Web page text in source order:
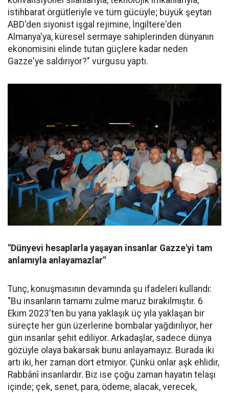
istihbarat örgütleriyle ve tüm gücüyle; büyük şeytan
ABD'den siyonist işgal rejimine, İngiltere'den
Almanya'ya, küresel sermaye sahiplerinden dünyanın
ekonomisini elinde tutan güçlere kadar neden
Gazze'ye saldırıyor?" vurgusu yaptı.
"Dünyevi hesaplarla yaşayan insanlar Gazze'yi tam
anlamıyla anlayamazlar"
Tunç, konuşmasının devamında şu ifadeleri kullandı:
"Bu insanların tamamı zulme maruz bırakılmıştır. 6
Ekim 2023'ten bu yana yaklaşık üç yıla yaklaşan bir
süreçte her gün üzerlerine bombalar yağdırılıyor, her
gün insanlar şehit ediliyor. Arkadaşlar, sadece dünya
gözüyle olaya bakarsak bunu anlayamayız. Burada iki
artı iki, her zaman dört etmiyor. Çünkü onlar aşk ehlidir,
Rabbânî insanlardır. Biz ise çoğu zaman hayatın telaşı
içinde; çek, senet, para, ödeme, alacak, verecek,